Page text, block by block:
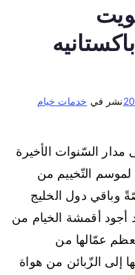
باكستانيه
نشر في خدمات خيام
مدار السّنوات الأخيرة
لموسم التّخييم من
وباقي دول الخليج
أجود أقمشة الخيام من
عمّالها من
إلى الزّبائن من هواة